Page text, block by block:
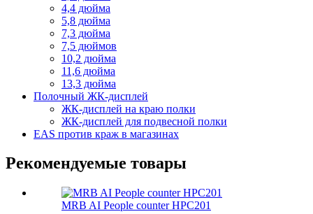
4,4 дюйма
5,8 дюйма
7,3 дюйма
7,5 дюймов
10,2 дюйма
11,6 дюйма
13,3 дюйма
Полочный ЖК-дисплей
ЖК-дисплей на краю полки
ЖК-дисплей для подвесной полки
EAS против краж в магазинах
Рекомендуемые товары
MRB AI People counter HPC201